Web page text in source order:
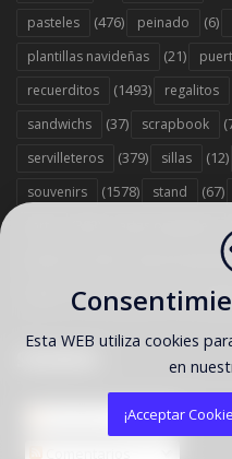
pasteles (476) peinado (6)
plantillas navideñas (21)
recuerditos (1493) regalitos
sandwichs (37) scrapbook
servilleteros (379) sillas (12)
souvenirs (1578) stand (67)
tutorial
(13) viseras (7)
Esta WEB utiliza cookies
en
¡Acceptar